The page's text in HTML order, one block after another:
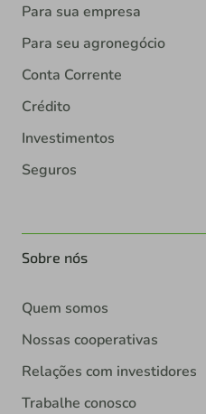
Para sua empresa
Para seu agronegócio
Conta Corrente
Crédito
Investimentos
Seguros
Sobre nós
Quem somos
Nossas cooperativas
Relações com investidores
Trabalhe conosco